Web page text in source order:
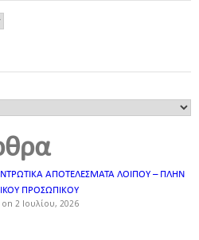
ΑΠΟΤΕΛΕΣΜΑΤΑ ΛΟΙΠΟΥ – ΠΛΗΝ
ΠΡΟΣΩΠΙΚOY
2 Ιουλίου, 2026